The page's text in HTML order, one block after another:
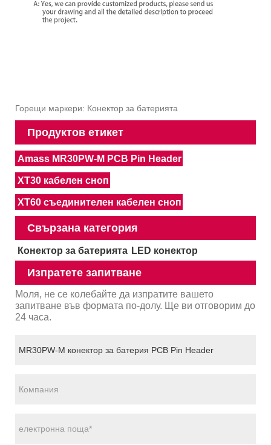
Горещи маркери: Конектор за батерията
Продуктов етикет
Amass MR30PW-M PCB Pin Header
XT30 кабелен сноп
XT60 съединителен кабелен сноп
Свързана категория
Конектор за батерията LED конектор
Изпратете запитване
Моля, не се колебайте да изпратите вашето
запитване във формата по-долу. Ще ви отговорим до
24 часа.